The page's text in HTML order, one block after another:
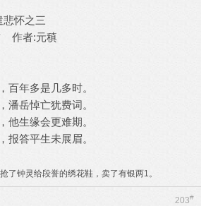
悲怀之三
作者:元稹
百年多是几多时。
潘岳悼亡犹费词。
他生缘会更难期。
报答平生未展眉。
了钟灵给段誉的绣花鞋，卖了有银两1。
203#